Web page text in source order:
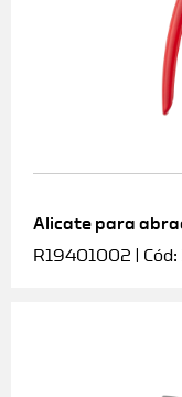
Alicate para
R19401002 |